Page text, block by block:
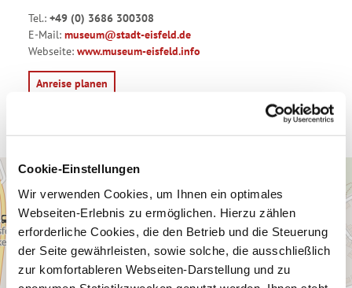
Cookie-Einstellungen
Wir verwenden Cookies, um Ihnen ein optimales
Webseiten-Erlebnis zu ermöglichen. Hierzu zählen
erforderliche Cookies, die den Betrieb und die Steuerung
der Seite gewährleisten, sowie solche, die ausschließlich
zur komfortableren Webseiten-Darstellung und zu
Tel.: +49 (0) 3686 300308
E-Mail: museum@stadt-eisfeld.de
Webseite: www.museum-eisfeld.info
Anreise planen